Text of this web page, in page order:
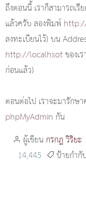
ถึงตอนนี้ เราก็สามารถเรี
แล้วครับ ลองพิมพ์
ลงทะเบียนไว้) บน
http://localhsotของเ
ก่อนแล้ว)
ตอนต่อไป เราจะมารักษ
phpMyAdmin กัน
ผู้เขียนกรกฎ วิริยะ
14,445
ป้ายกำกับ